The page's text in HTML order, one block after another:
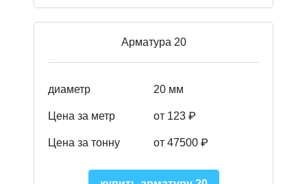
Арматура 20
диаметр 20 мм
Цена за метр от 123 ₽
Цена за тонну от 47500 ₽